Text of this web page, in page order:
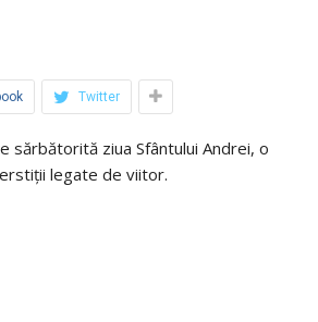
Twitter
sărbătorită ziua Sfântului Andrei, o
legate de viitor.